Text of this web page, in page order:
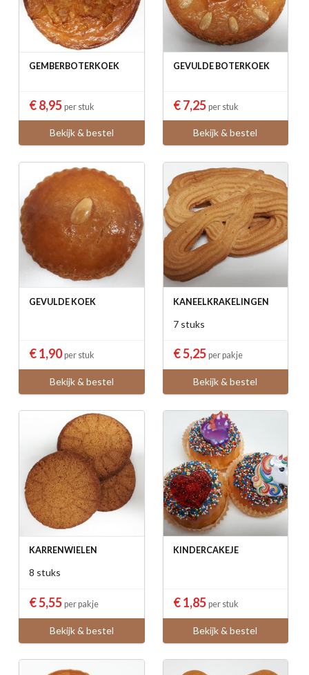
GEMBERBOTERKOEK
€ 8,95 per stuk
Bekijk & bestel
GEVULDE BOTERKOEK
€ 7,25 per stuk
Bekijk & bestel
GEVULDE KOEK
€ 1,90per stuk
Bekijk & bestel
KANEELKRAKELINGEN
7 stuks
€ 5,25 per pakje
Bekijk & bestel
KARRENWIELEN
8 stuks
€ 5,55 per pakje
Bekijk & bestel
KINDERCAKEJE
€ 1,85 per stuk
Bekijk & bestel